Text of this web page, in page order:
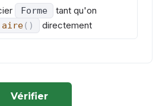
Forme
tant qu'on
aire( ) directement
Vérifier